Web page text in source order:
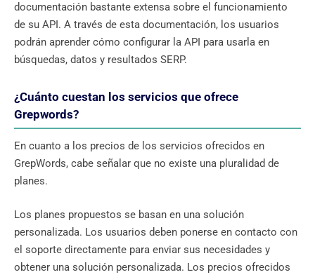
documentación bastante extensa sobre el funcionamiento
de su API. A través de esta documentación, los usuarios
podrán aprender cómo configurar la API para usarla en
búsquedas, datos y resultados SERP.
¿Cuánto cuestan los servicios que ofrece
Grepwords?
En cuanto a los precios de los servicios ofrecidos en
GrepWords, cabe señalar que no existe una pluralidad de
planes.
Los planes propuestos se basan en una solución
personalizada. Los usuarios deben ponerse en contacto con
el soporte directamente para enviar sus necesidades y
obtener una solución personalizada. Los precios ofrecidos